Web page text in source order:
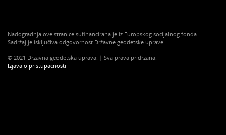
Nadogradnja ove stranice sufinancirana je iz Europskog socijalnog fonda.
Sadržaj je isključiva odgovornost Državne geodetske uprave.
© 2021 Državna geodetska uprava. | Sva prava pridržana.
Izjava o pristupačnosti